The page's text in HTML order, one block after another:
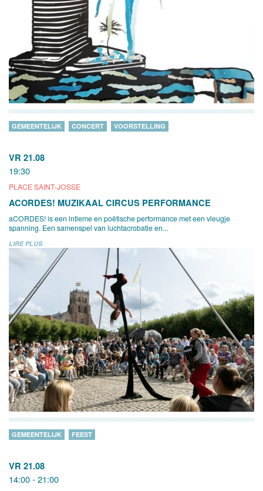
VR 21.08
19:30
PLACE SAINT-JOSSE
GEMEENTELIJK CONCERT VOORSTELLING
ACORDES! MUZIKAAL CIRCUS PERFORMANCE
aCORDES! is een intieme en poëtische performance met een vleugje
spanning. Een samenspel van luchtacrobatie en...
LIRE PLUS
VR 21.08
14:00 - 21:00
GEMEENTELIJK FEEST